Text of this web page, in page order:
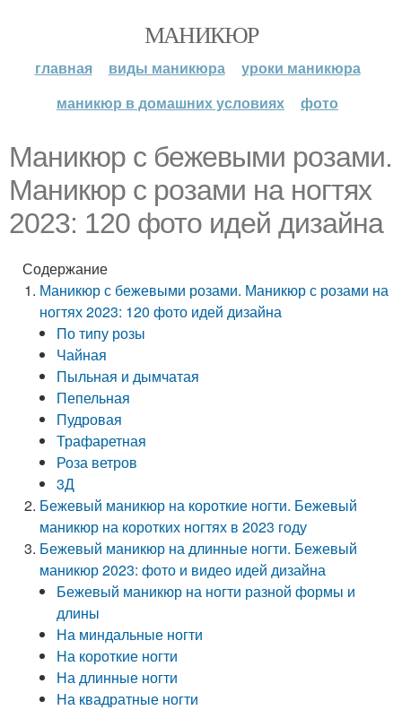
МАНИКЮР
главная виды маникюра
уроки маникюра
маникюр в домашних условиях
фото
Маникюр с бежевыми розами.
Маникюр с розами на ногтях
2023: 120 фото идей дизайна
Содержание
Маникюр с бежевыми розами. Маникюр с розами на
ногтях 2023: 120 фото идей дизайна
По типу розы
Чайная
Пыльная и дымчатая
Пепельная
Пудровая
Трафаретная
Роза ветров
3Д
Бежевый маникюр на короткие ногти. Бежевый
маникюр на коротких ногтях в 2023 году
Бежевый маникюр на длинные ногти. Бежевый
маникюр 2023: фото и видео идей дизайна
Бежевый маникюр на ногти разной формы и
длины
На миндальные ногти
На короткие ногти
На длинные ногти
На квадратные ногти